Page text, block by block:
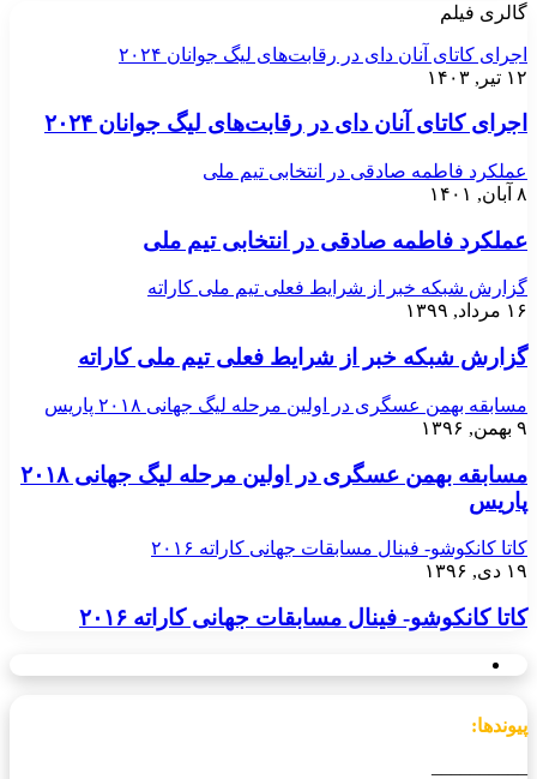
گالری فیلم
اجرای کاتای آنان دای در رقابت‌های لیگ جوانان ۲۰۲۴
۱۲ تیر, ۱۴۰۳
اجرای کاتای آنان دای در رقابت‌های لیگ جوانان ۲۰۲۴
عملکرد فاطمه صادقی در انتخابی تیم ملی
۸ آبان, ۱۴۰۱
عملکرد فاطمه صادقی در انتخابی تیم ملی
گزارش شبکه خبر از شرایط فعلی تیم ملی کاراته
۱۶ مرداد, ۱۳۹۹
گزارش شبکه خبر از شرایط فعلی تیم ملی کاراته
مسابقه بهمن عسگری در اولین مرحله لیگ جهانی ۲۰۱۸ پاریس
۹ بهمن, ۱۳۹۶
مسابقه بهمن عسگری در اولین مرحله لیگ جهانی ۲۰۱۸
پاریس
کاتا کانکوشو- فینال مسابقات جهانی کاراته ۲۰۱۶
۱۹ دی, ۱۳۹۶
کاتا کانکوشو- فینال مسابقات جهانی کاراته ۲۰۱۶
پیوندها: